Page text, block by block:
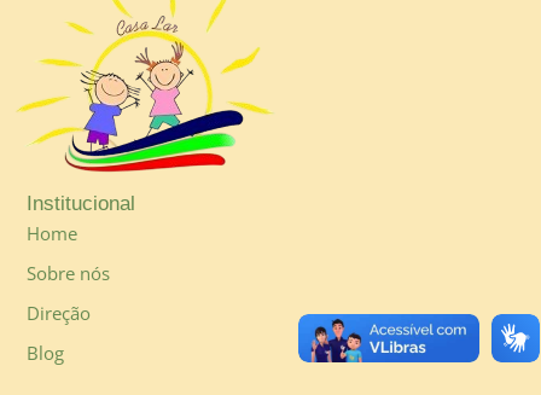
Institucional
Home
Sobre nós
Direção
Blog